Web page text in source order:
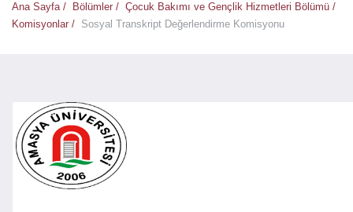
Ana Sayfa / Bölümler / Çocuk Bakımı ve Gençlik Hizmetleri Bölümü /
Komisyonlar / Sosyal Transkript Değerlendirme Komisyonu